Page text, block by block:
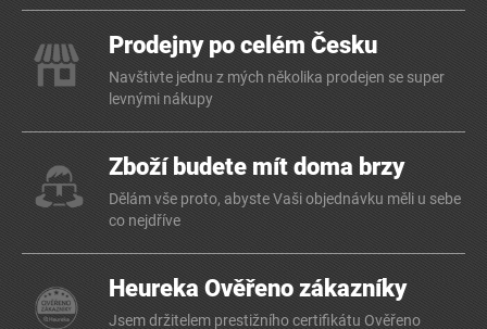
Prodejny po celém Česku
Navštivte jednu z mých několika prodejen se super
levnými nákupy
Zboží budete mít doma brzy
Dělám vše proto, abyste Vaši objednávku měli u sebe
co nejdříve
Heureka Ověřeno zákazníky
Jsem držitelem prestižního certifikátu Ověřeno